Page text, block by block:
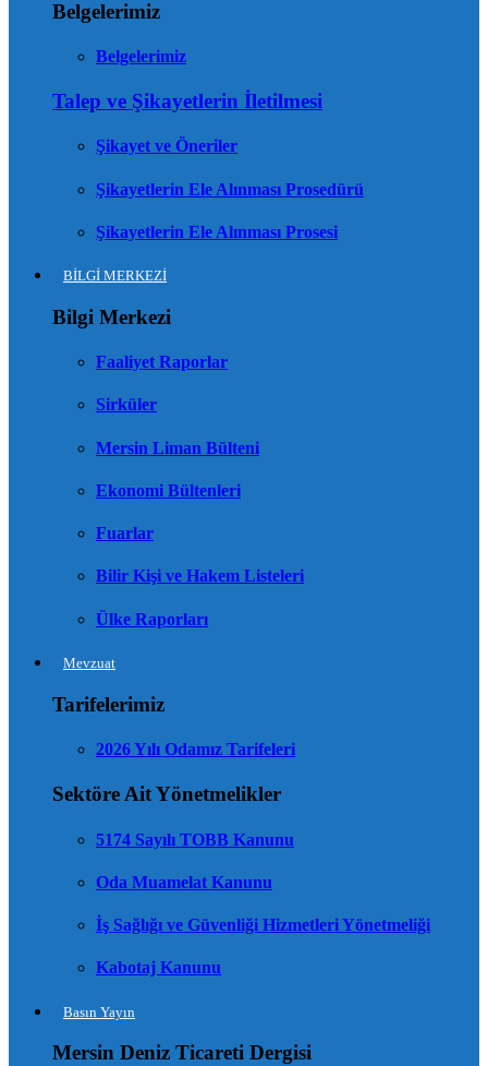
Belgelerimiz
Belgelerimiz
Talep ve Şikayetlerin İletilmesi
Şikayet ve Öneriler
Şikayetlerin Ele Alınması Prosedürü
Şikayetlerin Ele Alınması Prosesi
BİLGİ MERKEZİ
Bilgi Merkezi
Faaliyet Raporlar
Sirküler
Mersin Liman Bülteni
Ekonomi Bültenleri
Fuarlar
Bilir Kişi ve Hakem Listeleri
Ülke Raporları
Mevzuat
Tarifelerimiz
2026 Yılı Odamız Tarifeleri
Sektöre Ait Yönetmelikler
5174 Sayılı TOBB Kanunu
Oda Muamelat Kanunu
İş Sağlığı ve Güvenliği Hizmetleri Yönetmeliği
Kabotaj Kanunu
Basın Yayın
Mersin Deniz Ticareti Dergisi